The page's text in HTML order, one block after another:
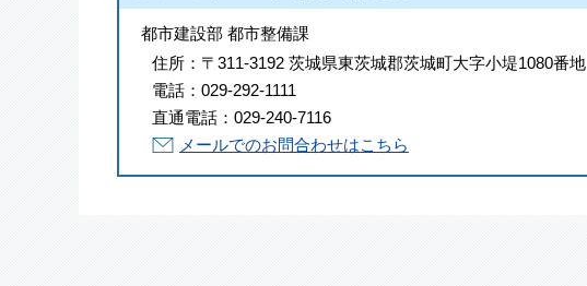
都市建設部 都市整備課
住所： 〒311-3192 茨城県東茨城郡茨城町大字小堤1080番地
電話： 029-292-1111
直通電話： 029-240-7116
メールでのお問合わせはこちら